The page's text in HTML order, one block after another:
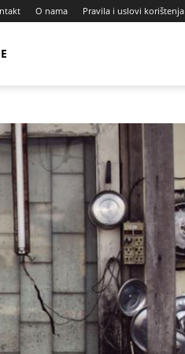
O nama Pravila i uslovi korištenja